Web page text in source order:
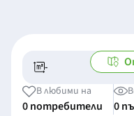
-
В любими на
0 потребители 0